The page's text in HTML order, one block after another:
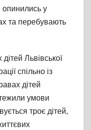
опинились у
та перебувають
Львівської
спільно із
дітей
умови
троє дітей,